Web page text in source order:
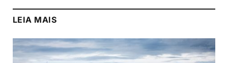
LEIA MAIS